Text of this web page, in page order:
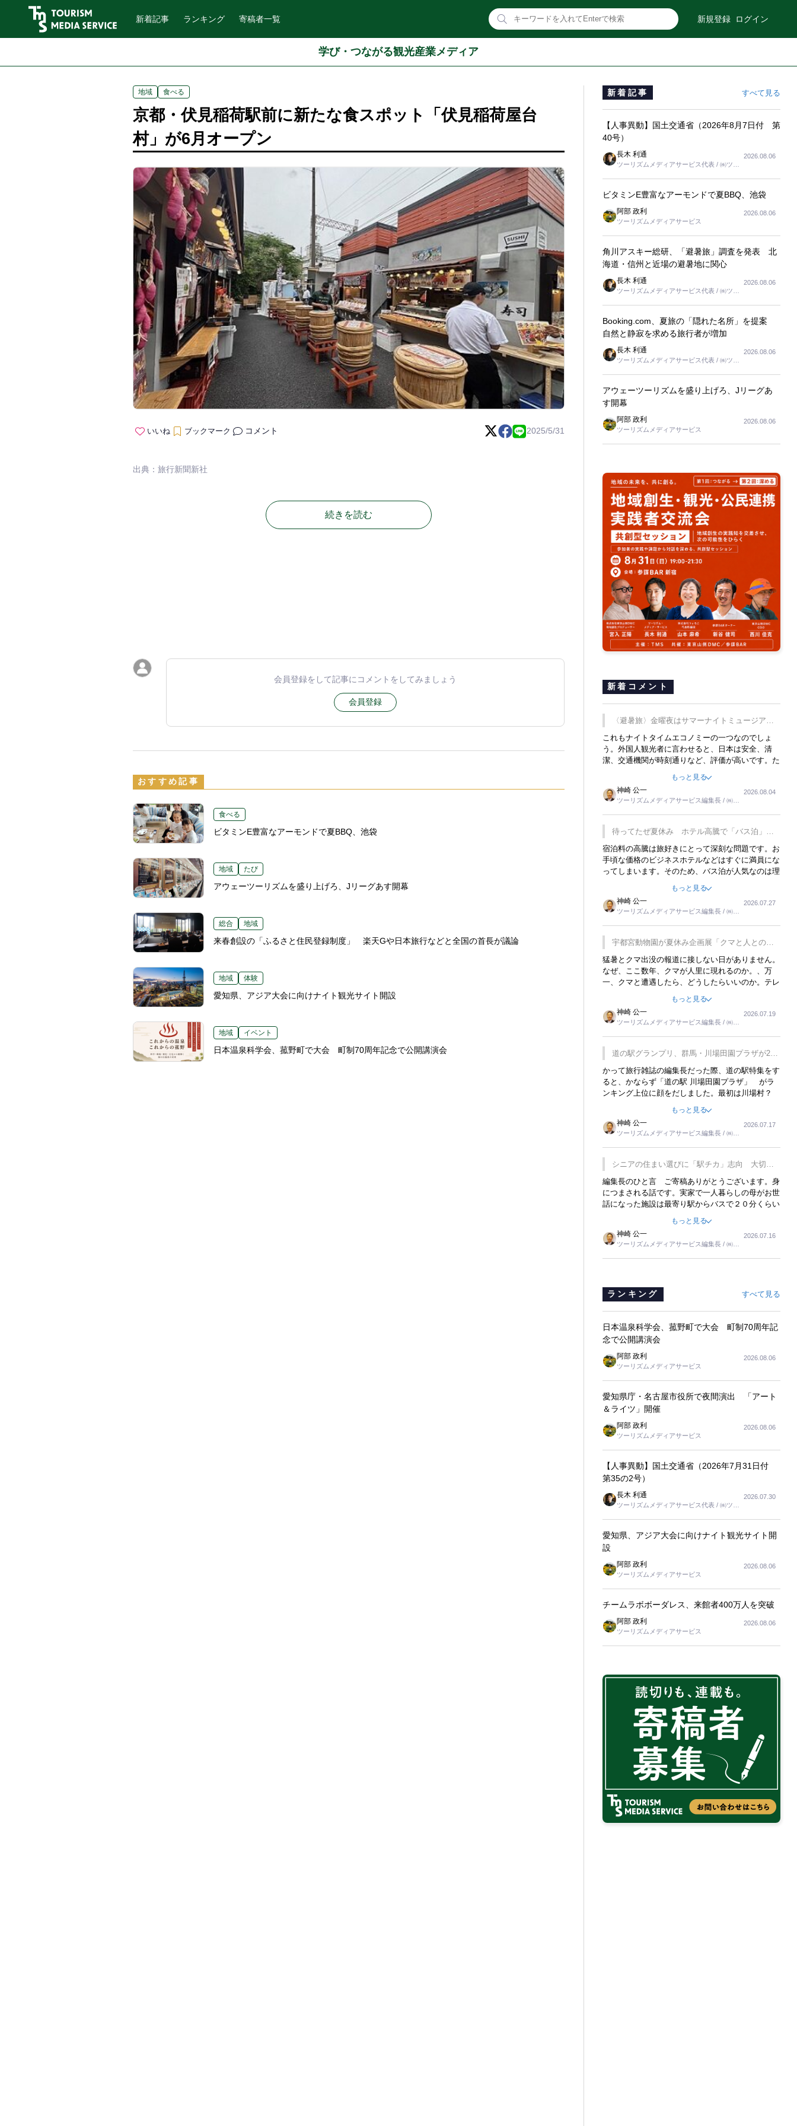
新着記事 ランキング 寄稿者一覧 新規登録 ログイン
学び・つながる観光産業メディア
地域 食べる
京都・伏見稲荷駅前に新たな食スポット「伏見稲荷屋台
村」が6月オープン
いいね ブックマーク コメント 2025/5/31
出典：旅行新聞新社
続きを読む
会員登録をして記事にコメントをしてみましょう
会員登録
おすすめ記事
食べる
ビタミンE豊富なアーモンドで夏BBQ、池袋
地域 たび
アウェーツーリズムを盛り上げろ、Jリーグあす開幕
総合 地域
来春創設の「ふるさと住民登録制度」 楽天Gや日本旅行などと全国の首長が議論
地域 体験
愛知県、アジア大会に向けナイト観光サイト開設
地域 イベント
日本温泉科学会、菰野町で大会 町制70周年記念で公開講演会
新着記事 すべて見る
【人事異動】国土交通省（2026年8月7日付 第
40号）
長木 利通
ツーリズムメディアサービス代表 / ㈱ツー
2026.08.06
ビタミンE豊富なアーモンドで夏BBQ、池袋
阿部 政利
ツーリズムメディアサービス
2026.08.06
角川アスキー総研、「避暑旅」調査を発表 北
海道・信州と近場の避暑地に関心
長木 利通
ツーリズムメディアサービス代表 / ㈱ツー
2026.08.06
Booking.com、夏旅の「隠れた名所」を提案
自然と静寂を求める旅行者が増加
長木 利通
ツーリズムメディアサービス代表 / ㈱ツー
2026.08.06
アウェーツーリズムを盛り上げろ、Jリーグあ
す開幕
阿部 政利
ツーリズムメディアサービス
2026.08.06
新着コメント
〈避暑旅〉金曜夜はサマーナイトミュージア
ム、都立6施設で
これもナイトタイムエコノミーの一つなのでしょ
う。外国人観光者に言わせると、日本は安全、清
潔、交通機関が時刻通りなど、評価が高いです。た
す。そのような意味で、金曜夜にこのようなイベン
トが行われれば、日本人に限らず外国人にとっても
楽しみが増えるでしょうね。
もっと見る
神崎 公一
ツーリズムメディアサービス編集長 / ㈱ツ
2026.08.04
待ってたぜ夏休み ホテル高騰で「バス泊」人
気
宿泊料の高騰は旅好きにとって深刻な問題です。お
手頃な価格のビジネスホテルなどはすぐに満員にな
ってしまいます。そのため、バス泊が人気なのは理
行をした時は、移動はグレイハウンドバスでした。
夕方から夜の便を利用してホテル代を浮かせていま
した。ただし、若いからできたことです。若い人が
夜行バスで京都に行った、青森に行ったと聞くと、
疲れが残らないのかなと思ってしまいます。
もっと見る
神崎 公一
ツーリズムメディアサービス編集長 / ㈱ツ
2026.07.27
宇都宮動物園が夏休み企画展「クマと人との距
離」を7月20日から開催
猛暑とクマ出没の報道に接しない日がありません。
なぜ、ここ数年、クマが人里に現れるのか。、万
一、クマと遭遇したら、どうしたらいいのか。テレ
るなんてことは、冗談でもいえません。そんな中
で、この企画展はタイムリーですね。
もっと見る
神崎 公一
ツーリズムメディアサービス編集長 / ㈱ツ
2026.07.19
道の駅グランプリ、群馬・川場田園プラザが2連
覇
かって旅行雑誌の編集長だった際、道の駅特集をす
ると、かならず「道の駅 川場田園プラザ」 がラ
ンキング上位に顔をだしました。最初は川場村？
れ永井 彰一社長にインタビューしたら、興味深い
話が次々が飛び出しました。プレゼンも巧みで、今
でも思い出すことが２つあります。一つは、従業員
に東京ディズニーランドを見学させ、サービス業、
接客業の何かを理解してもらっていることです。
もう一つは1800円もするプレミアムヨーグルトを
販売するにあたり、社内に懸念もあったそうです。
永井社長は、駐車場に都内ナンバーの高級外車が停
まっていることに目をつけ、高級商品でも売れると
確信したそうです。今回の記事を懐かしく読みまし
もっと見る
神崎 公一
ツーリズムメディアサービス編集長 / ㈱ツ
2026.07.17
シニアの住まい選びに「駅チカ」志向 大切な
のは出かけたくなる暮らし
編集長のひと言 ご寄稿ありがとうございます。身
につまされる話です。実家で一人暮らしの母がお世
話になった施設は最寄り駅からバスで２０分くらい
りました。母の住まいから近いという理由で、その
施設を選択したのですが、私と妹にとっては、半日
仕事ででした。シニアの住まい選びは、当人だけで
はなく、世話をする家族の足の便も考えない外池な
もっと見る
神崎 公一
ツーリズムメディアサービス編集長 / ㈱ツ
2026.07.16
ランキング すべて見る
日本温泉科学会、菰野町で大会 町制70周年記
念で公開講演会
阿部 政利
ツーリズムメディアサービス
2026.08.06
愛知県庁・名古屋市役所で夜間演出 「アート
＆ライツ」開催
阿部 政利
ツーリズムメディアサービス
2026.08.06
【人事異動】国土交通省（2026年7月31日付
第35の2号）
長木 利通
ツーリズムメディアサービス代表 / ㈱ツー
2026.07.30
愛知県、アジア大会に向けナイト観光サイト開
設
阿部 政利
ツーリズムメディアサービス
2026.08.06
チームラボボーダレス、来館者400万人を突破
阿部 政利
ツーリズムメディアサービス
2026.08.06